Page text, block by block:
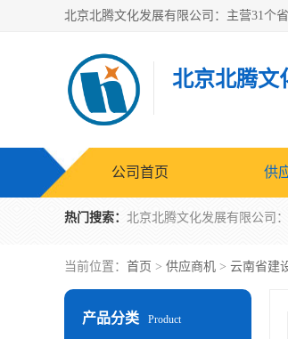
北京北腾文
公司首页 供
热门搜索：
当前位置： 首页 > 供应商机 > 云南省建
产品分类 Product